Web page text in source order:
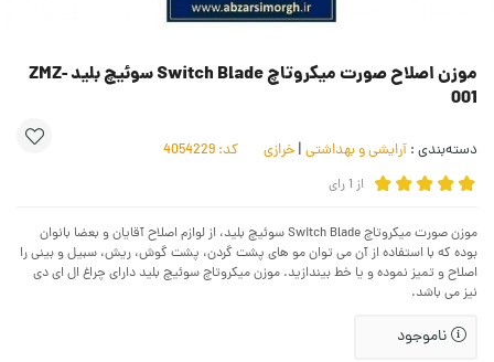
موزن اصلاح صورت میکروتاچ Switch Blade سوئیچ بلید ZMZ-
001
دسته‌بندی : آرایشی و بهداشتی | خرازی کد:
از 1رای
موزن صورت میکروتاچ Switch Blade سوئیچ بلید، از لوازم اصلاح آقایان و بعضا بانوان
بوده که با استفاده از آن می توان مو های پشت گردن، پشت گوش، ریش، سبیل و بینی را
اصلاح و تمیز نموده و یا خط بیندازید. موزن میکروتاچ سوئیچ بلید دارای چراغ ال ای دی
نیز می باشد.
ناموجود